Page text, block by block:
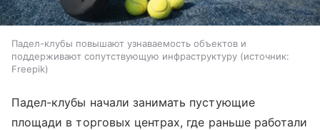
Падел-клубы повышают узнаваемость объектов и
поддерживают сопутствующую инфраструктуру
источник:
Freepik
Падел-клубы начали занимать пустующие
площади в торговых центрах, где раньше работали